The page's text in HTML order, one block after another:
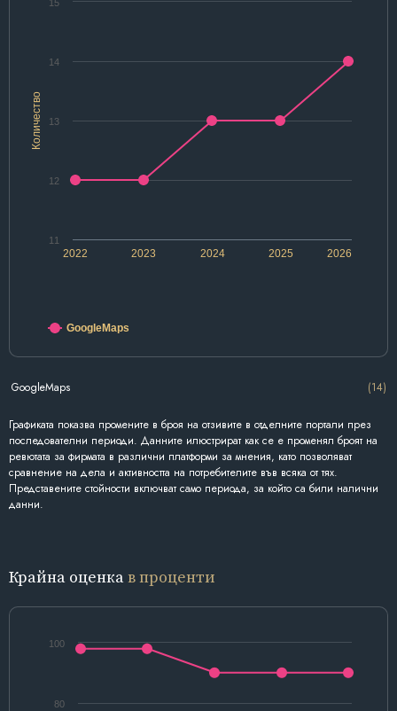
Количество
2022 2024 2026
2023 2025
12
13
14
11
15
GoogleMaps
GoogleMaps (14)
Графиката показва промените в броя на отзивите в отделните портали през
последователни периоди. Данните илюстрират как се е променял броят на
ревютата за фирмата в различни платформи за мнения, като позволяват
сравнение на дела и активността на потребителите във всяка от тях.
Представените стойности включват само периода, за който са били налични
данни.
Крайна оценкав проценти
80
100